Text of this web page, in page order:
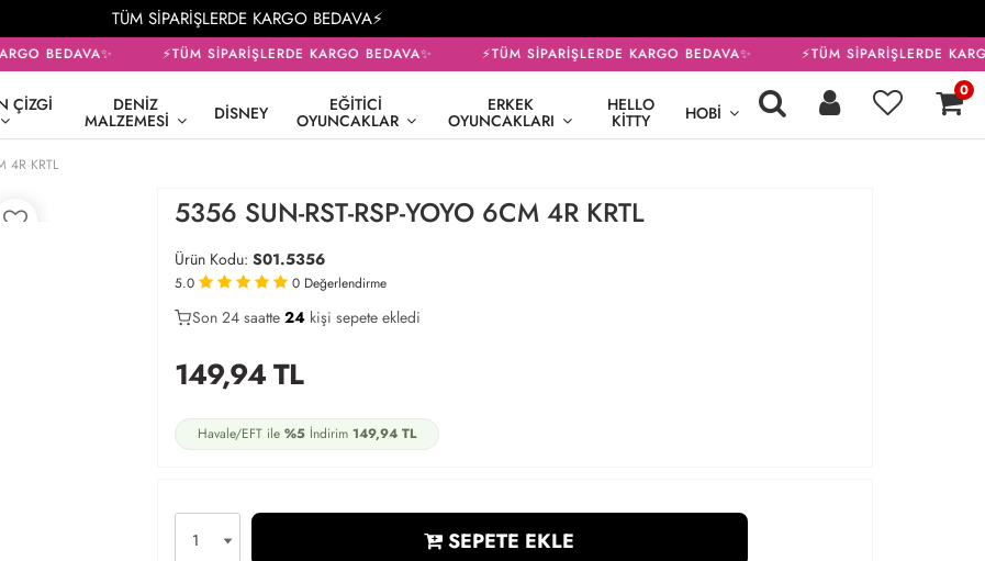
TÜM SİPARİŞLERDE KARGO BEDAVA⚡
BEDAVA✨ ⚡TÜM SİPARİŞLERDE KARGO BEDAVA✨ ⚡TÜM SİPARİŞLERDE KARGO BEDAVA✨ ⚡TÜM SİPARİŞLERDE
ÇIZGI DENIZ
MALZEMESI DISNEY EĞITICI
OYUNCAKLAR
ERKEK
OYUNCAKLARI
HELLO
KITTY HOBI
0
4R KRTL
5356 SUN-RST-RSP-YOYO 6CM 4R KRTL
Ürün Kodu: S01.5356
5.0 0 Değerlendirme
19
Son 24 saatte 24kişi sepete ekledi
10
149,94TL
Havale/EFT ile %5İndirim 149,94TL
SEPETE EKLE